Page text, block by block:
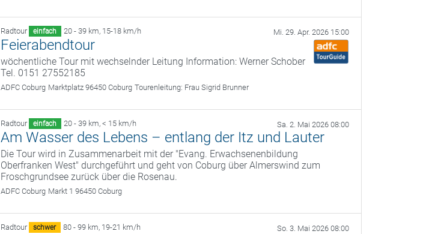
Radtour einfach 20 - 39 km, 15-18 km/h Mi. 29. Apr. 2026 15:00
Feierabendtour
wöchentliche Tour mit wechselnder Leitung Information: Werner Schober
Tel. 0151 27552185
ADFC Coburg Marktplatz 96450 Coburg Tourenleitung: Frau Sigrid Brunner
Radtour einfach 20 - 39 km, < 15 km/h Sa. 2. Mai 2026 08:00
Am Wasser des Lebens – entlang der Itz und Lauter
Die Tour wird in Zusammenarbeit mit der "Evang. Erwachsenenbildung
Oberfranken West" durchgeführt und geht von Coburg über Almerswind zum
Froschgrundsee zurück über die Rosenau.
ADFC Coburg Markt 1 96450 Coburg
Radtour schwer 80 - 99 km, 19-21 km/h So. 3. Mai 2026 08:00